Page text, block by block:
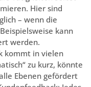
Hier sind
– wenn die
kann
werden.
kommt in vielen
zu kurz, könnte
Ebenen gefördert